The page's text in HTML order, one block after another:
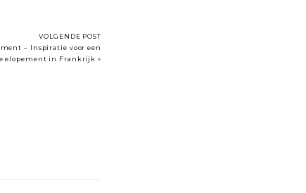
gaande was in het
de Neue Mainzer
is, waren nu
Lege straten
hier onze
– Inspiratie voor een
elopement in Frankrijk »
VOLGENDE POST